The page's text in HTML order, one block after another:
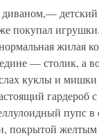
покупал
жилая
— столик, а
куклы и мишки
гардероб
пупс в
покрытой